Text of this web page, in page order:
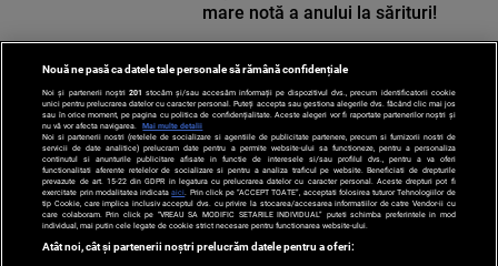
SPORT
mare notă a anului la sărituri!
Nouă ne pasă ca datele tale personale să rămână confidențiale
Noi și partenerii noștri 201 stocăm și/sau accesăm informații pe dispozitivul dvs., precum identificatorii cookie
unici pentru prelucrarea datelor cu caracter personal. Puteți accepta sau gestiona alegerile dvs. făcând clic mai jos
sau în orice moment, pe pagina cu politica de confidențialitate. Aceste alegeri vor fi raportate partenerilor noștri și
nu vă vor afecta navigarea.
Mai multe detalii
Noi si partenerii nostri (retelele de socializare si agentiile de publicitate partenere, precum si furnizorii nostri de
servicii de date analitice) prelucram date pentru a permite website-ului sa functioneze, pentru a personaliza
continutul si anunturile publicitare afisate in functie de interesele si/sau profilul dvs., pentru a va oferi
functionalitati aferente retelelor de socializare si pentru a analiza traficul pe website. Beneficiati de drepturile
prevazute de art. 15-22 din GDPR in legatura cu prelucrarea datelor cu caracter personal. Aceste drepturi pot fi
exercitate prin modalitatea indicataaici . Prin click pe “ACCEPT TOATE”, acceptati folosirea tuturor Tehnologiilor de
tip Cookie, care implica inclusiv acceptul dvs. cu privire la stocarea/accesarea informatiilor de catre Vendor-ii cu
care colaboram. Prin click pe “VREAU SA MODIFIC SETARILE INDIVIDUAL” puteti schimba preferintele in mod
individual, mai putin cele legate de cookie strict necesare pentru functionarea website-ului.
Atât noi, cât și partenerii noștri prelucrăm datele pentru a oferi: